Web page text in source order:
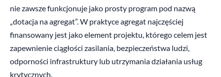
nie zawsze funkcjonuje jako prosty program pod nazwą
„dotacja na agregat”. W praktyce agregat najczęściej
finansowany jest jako element projektu, którego celem jest
zapewnienie ciągłości zasilania, bezpieczeństwa ludzi,
odporności infrastruktury lub utrzymania działania usług
krytycznych.